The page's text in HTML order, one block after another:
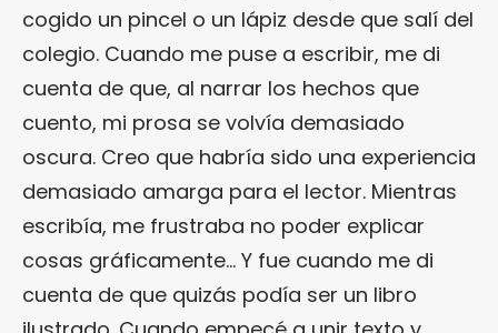
cogido un pincel o un lápiz desde que salí del
colegio. Cuando me puse a escribir, me di
cuenta de que, al narrar los hechos que
cuento, mi prosa se volvía demasiado
oscura. Creo que habría sido una experiencia
demasiado amarga para el lector. Mientras
escribía, me frustraba no poder explicar
cosas gráficamente… Y fue cuando me di
cuenta de que quizás podía ser un libro